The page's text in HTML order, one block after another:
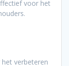
voor het
verbeteren